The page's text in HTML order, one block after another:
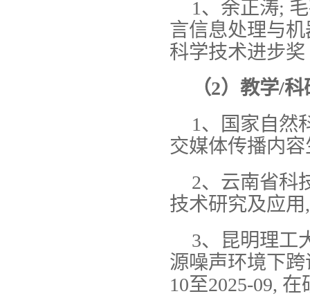
1、余正涛;
言信息处理与
科学技术进步奖
（2） 教学/科
1、国家自然
交媒体传播内容
2、云南省科
技术研究及应用
3、昆明理工
源噪声环境下
10至2025-09, 在